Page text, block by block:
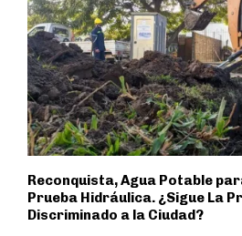
Reconquista, Agua Potable
Prueba Hidráulica. ¿Sigue La
Discriminado a la Ciudad?